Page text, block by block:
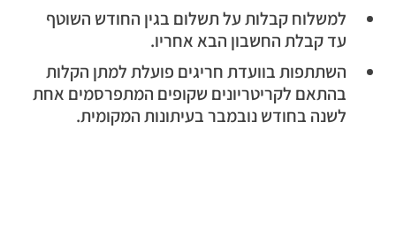
למשלוח קבלות על תשלום בגין החודש השוטף
עד קבלת החשבון הבא אחריו.
השתתפות בוועדת חריגים פועלת למתן הקלות
בהתאם לקריטריונים שקופים המתפרסמים אחת
לשנה בחודש נובמבר בעיתונות המקומית.